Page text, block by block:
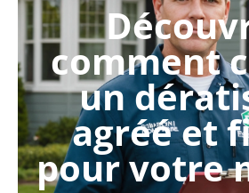
comment
un
agréé et
pour votre